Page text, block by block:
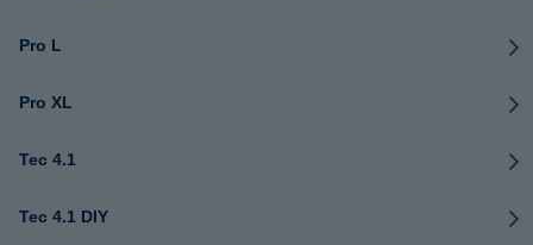
Pro L
Pro XL
Tec 4.1
Tec 4.1 DIY